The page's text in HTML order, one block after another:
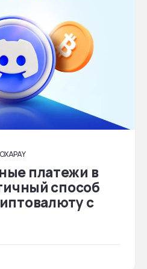
платежи в
способ
с